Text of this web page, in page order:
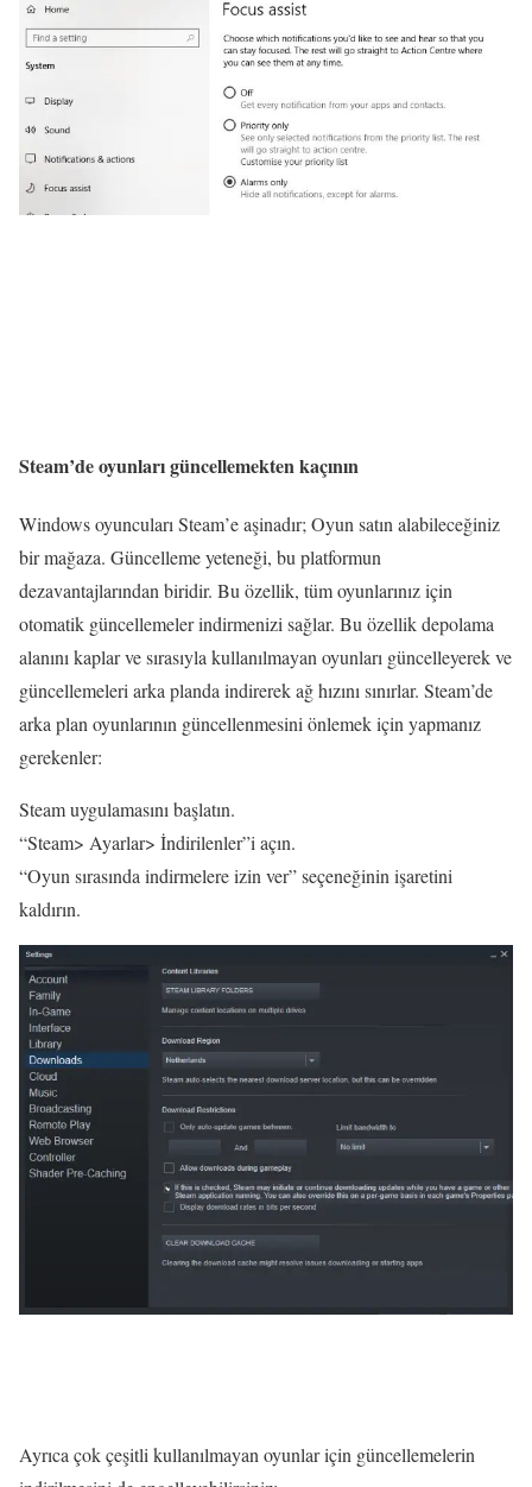
Steam’de oyunları güncellemekten kaçının
Windows oyuncuları Steam’e aşinadır; Oyun satın alabileceğiniz
bir mağaza. Güncelleme yeteneği, bu platformun
dezavantajlarından biridir. Bu özellik, tüm oyunlarınız için
otomatik güncellemeler indirmenizi sağlar. Bu özellik depolama
alanını kaplar ve sırasıyla kullanılmayan oyunları güncelleyerek ve
güncellemeleri arka planda indirerek ağ hızını sınırlar. Steam’de
arka plan oyunlarının güncellenmesini önlemek için yapmanız
gerekenler:
Steam uygulamasını başlatın.
“Steam> Ayarlar> İndirilenler”i açın.
“Oyun sırasında indirmelere izin ver” seçeneğinin işaretini
kaldırın.
Ayrıca çok çeşitli kullanılmayan oyunlar için güncellemelerin